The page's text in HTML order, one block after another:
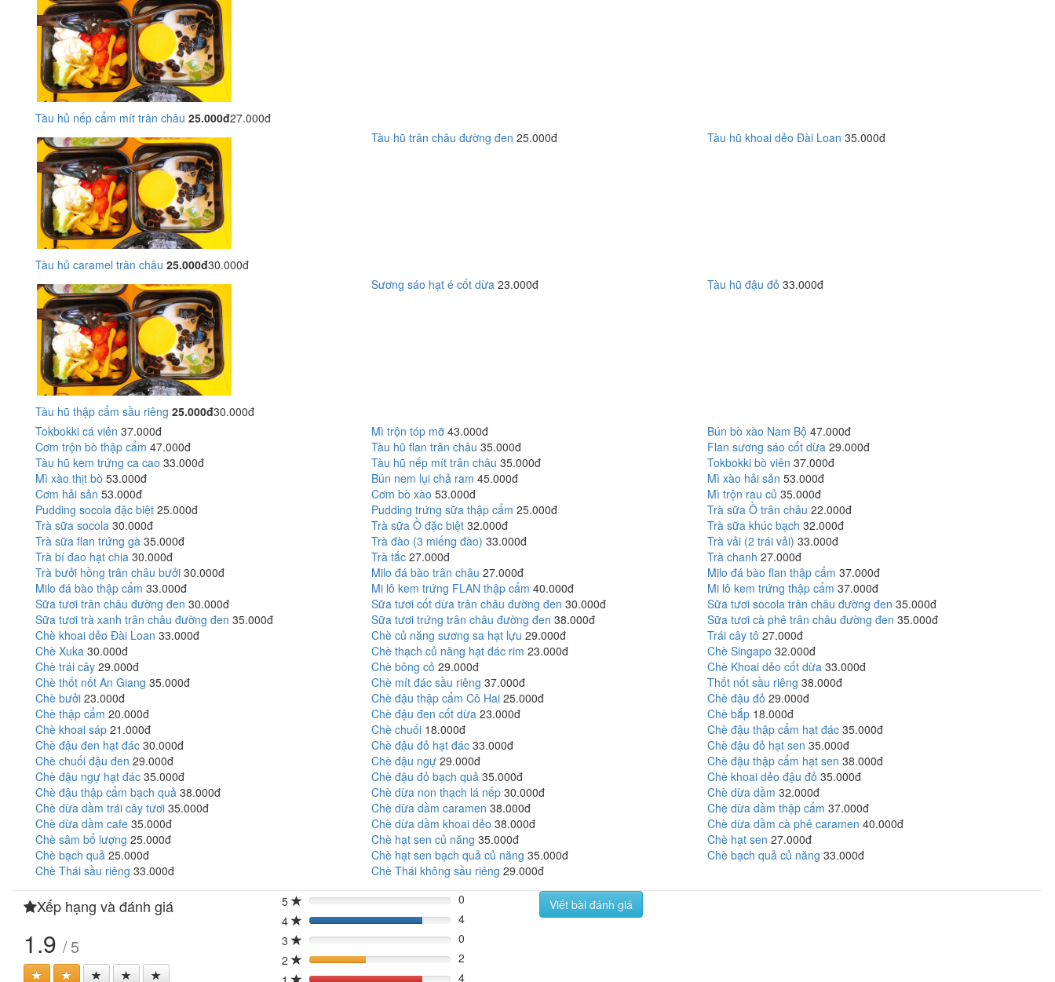
Tàu hủ nếp cẩm mít trân châu 25.000đ27.000đ
Tàu hủ caramel trân châu 25.000đ30.000đ
Tàu hũ trân châu đường đen 25.000đ Tàu hũ khoai dẻo Đài Loan 35.000đ
Tàu hũ thập cẩm sầu riêng 25.000đ30.000đ
Sương sáo hạt é cốt dừa 23.000đ Tàu hũ đậu đỏ 33.000đ
Tokbokki cá viên 37.000đ Mì trộn tóp mỡ 43.000đ Bún bò xào Nam Bộ 47.000đ
Cơm trộn bò thập cẩm 47.000đ Tàu hũ flan trân châu 35.000đ Flan sương sáo cốt dừa 29.000đ
Tàu hũ kem trứng ca cao 33.000đ Tàu hũ nếp mít trân châu 35.000đ Tokbokki bò viên 37.000đ
Mì xào thịt bò 53.000đ Bún nem lụi chả ram 45.000đ Mì xào hải sản 53.000đ
Cơm hải sản 53.000đ Cơm bò xào 53.000đ Mì trộn rau củ 35.000đ
Pudding socola đặc biệt 25.000đ Pudding trứng sữa thập cẩm 25.000đ Trà sữa Ồ trân châu 22.000đ
Trà sữa socola 30.000đ Trà sữa Ồ đặc biệt 32.000đ Trà sữa khúc bạch 32.000đ
Trà sữa flan trứng gà 35.000đ Trà đào (3 miếng đào) 33.000đ Trà vải (2 trái vải) 33.000đ
Trà bí đao hạt chia 30.000đ Trà tắc 27.000đ Trà chanh 27.000đ
Trà bưởi hồng trân châu bưởi 30.000đ Milo đá bào trân châu 27.000đ Milo đá bào flan thập cẩm 37.000đ
Milo đá bào thập cẩm 33.000đ Mi lô kem trứng FLAN thập cẩm 40.000đ Mi lô kem trứng thập cẩm 37.000đ
Sữa tươi trân châu đường đen 30.000đ Sữa tươi cốt dừa trân châu đường đen 30.000đ Sữa tươi socola trân châu đường đen 35.000đ
Sữa tươi trà xanh trân châu đường đen 35.000đ Sữa tươi trứng trân châu đường đen 38.000đ Sữa tươi cà phê trân châu đường đen 35.000đ
Chè khoai dẻo Đài Loan 33.000đ Chè củ năng sương sa hạt lựu 29.000đ Trái cây tô 27.000đ
Chè Xuka 30.000đ Chè thạch củ năng hạt đác rim 23.000đ Chè Singapo 32.000đ
Chè trái cây 29.000đ Chè bông cỏ 29.000đ Chè Khoai dẻo cốt dừa 33.000đ
Chè thốt nốt An Giang 35.000đ Chè mít đác sầu riêng 37.000đ Thốt nốt sầu riêng 38.000đ
Chè bưởi 23.000đ Chè đậu thập cẩm Cô Hai 25.000đ Chè đậu đỏ 29.000đ
Chè thập cẩm 20.000đ Chè đậu đen cốt dừa 23.000đ Chè bắp 18.000đ
Chè khoai sáp 21.000đ Chè chuối 18.000đ Chè đậu thập cẩm hạt đác 35.000đ
Chè đậu đen hạt đác 30.000đ Chè đậu đỏ hạt đác 33.000đ Chè đậu đỏ hạt sen 35.000đ
Chè chuối đậu đen 29.000đ Chè đậu ngự 29.000đ Chè đậu thập cẩm hạt sen 38.000đ
Chè đậu ngự hạt đác 35.000đ Chè đậu đỏ bạch quả 35.000đ Chè khoai dẻo đậu đỏ 35.000đ
Chè đậu thập cẩm bạch quả 38.000đ Chè dừa non thạch lá nếp 30.000đ Chè dừa dầm 32.000đ
Chè dừa dầm trái cây tươi 35.000đ Chè dừa dầm caramen 38.000đ Chè dừa dầm thập cẩm 37.000đ
Chè dừa dầm cafe 35.000đ Chè dừa dầm khoai dẻo 38.000đ Chè dừa dầm cà phê caramen 40.000đ
Chè sâm bổ lượng 25.000đ Chè hạt sen củ năng 35.000đ Chè hạt sen 27.000đ
Chè bạch quả 25.000đ Chè hạt sen bạch quả củ năng 35.000đ Chè bạch quả củ năng 33.000đ
Chè Thái sầu riêng 33.000đ Chè Thái không sầu riêng 29.000đ
Xếp hạng và đánh giá
1.9 / 5
5 0%
0
4
80%
4
3
0%
0
2
40%
2
4
Viết bài đánh giá